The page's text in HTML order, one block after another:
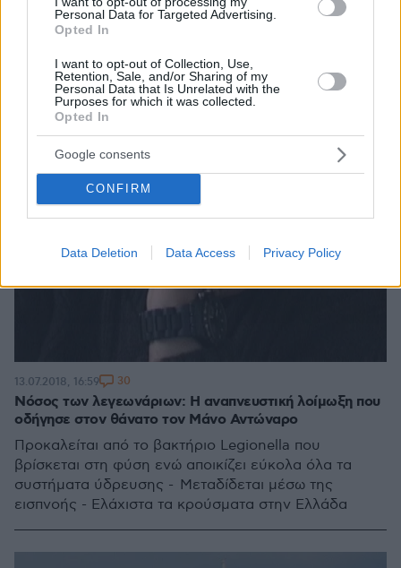
Personal Data for Targeted Advertising.
Opted In
I want to opt-out of Collection, Use,
Retention, Sale, and/or Sharing of my
Personal Data that Is Unrelated with the
Purposes for which it was collected.
Opted In
Google consents
CONFIRM
Data Deletion Data Access Privacy Policy
Νόσος των λεγεωνάριων: Η αναπνευστική λοίμωξη που
οδήγησε στον θάνατο τον Μάνο Αντώναρο
Προκαλείται από το βακτήριο Legionella που
βρίσκεται στη φύση ενώ αποικίζει εύκολα όλα τα
συστήματα ύδρευσης - Μεταδίδεται μέσω της
εισπνοής - Ελάχιστα τα κρούσματα στην Ελλάδα
13.07.2018, 16:59 30